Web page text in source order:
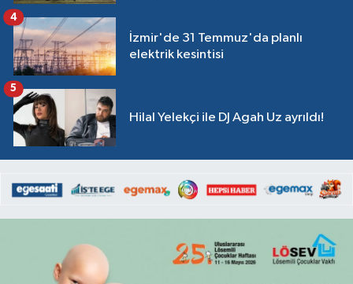
İzmir'de 31 Temmuz'da planlı
elektrik kesintisi
4
Hilal Yelekçi ile DJ Agah Uz ayrıldı!
5